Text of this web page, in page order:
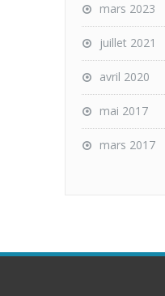
mars 2023
juillet 2021
avril 2020
mai 2017
mars 2017